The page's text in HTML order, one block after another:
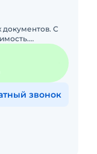
документов. С
звонок